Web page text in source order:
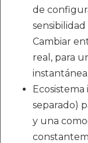
de
Cambiar
real, para
instantánea.
separado)
y una